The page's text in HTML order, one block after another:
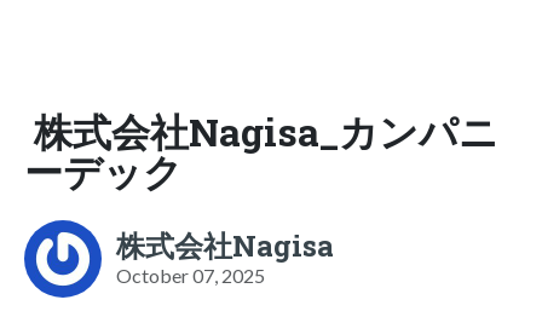
株式会社Nagisa_カンパニ
ーデック
株式会社Nagisa
October 07, 2025